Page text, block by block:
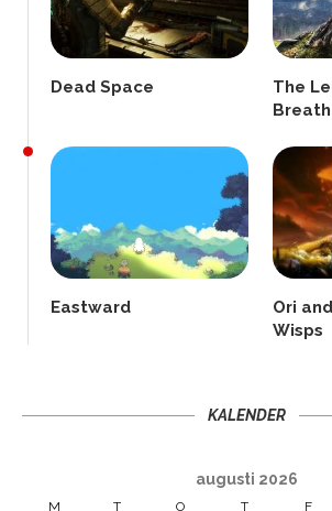
Dead Space
The
Eastward
Ori
Wisps
KALENDER
augusti 2026
M T O T F